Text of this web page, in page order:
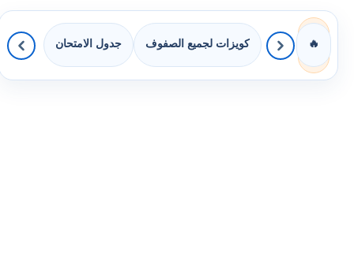
🔥 كويزات لجميع الصفوف جدول الامتحان